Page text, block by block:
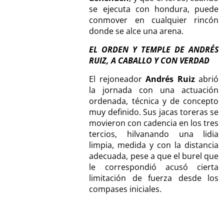
se ejecuta con hondura, puede
conmover en cualquier rincón
donde se alce una arena.
EL ORDEN Y TEMPLE DE ANDRÉS
RUIZ, A CABALLO Y CON VERDAD
El rejoneadorAndrés Ruizabrió
la jornada con una actuación
ordenada, técnica y de concepto
muy definido. Sus jacas toreras se
movieron con cadencia en los tres
tercios, hilvanando una lidia
limpia, medida y con la distancia
adecuada, pese a que el burel que
le correspondió acusó cierta
limitación de fuerza desde los
compases iniciales.